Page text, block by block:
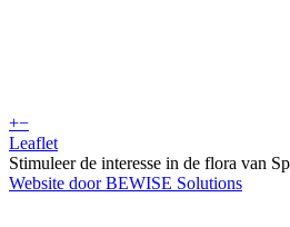
+−
Leaflet
Stimuleer de interesse in de flora van
Website door BEWISE Solutions